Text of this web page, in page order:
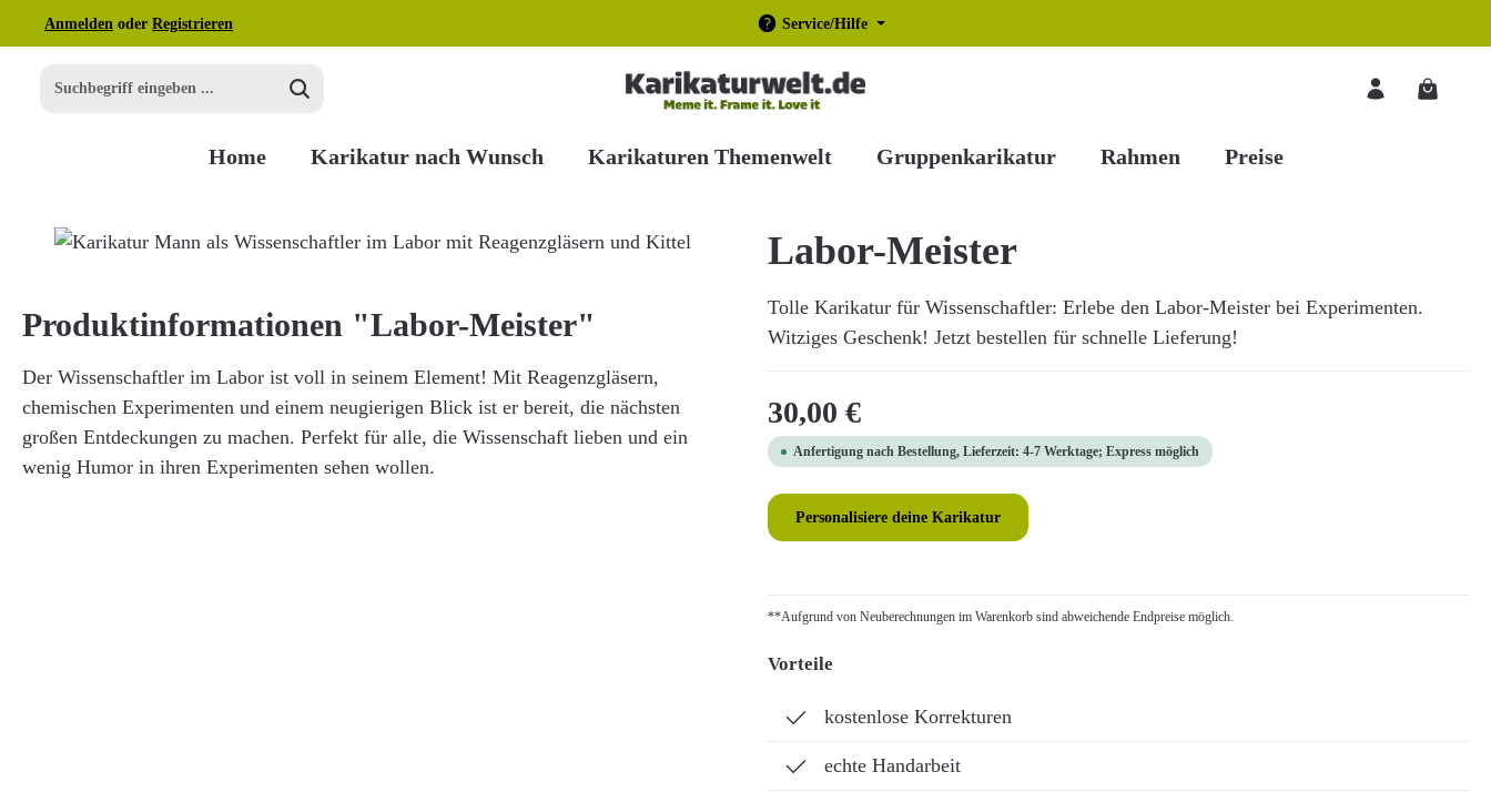
Hauptinhalt springen
Zur Suche springen
Zur Hauptnavigation springen
Anmelden oder Registrieren Service/Hilfe
Home Karikatur nach Wunsch Karikaturen Themenwelt Gruppenkarikatur Rahmen Preise
Bildergalerie überspringen Labor-Meister
Tolle Karikatur für Wissenschaftler: Erlebe den Labor-Meister bei Experimenten.
Witziges Geschenk! Jetzt bestellen für schnelle Lieferung!
Regulärer Preis:
30,00 €
Anfertigung nach Bestellung, Lieferzeit: 4-7 Werktage; Express möglich
Personalisiere deine Karikatur
**Aufgrund von Neuberechnungen im Warenkorb sind abweichende Endpreise möglich.
Vorteile
kostenlose Korrekturen
echte Handarbeit
Produktinformationen "Labor-Meister"
Der Wissenschaftler im Labor ist voll in seinem Element! Mit Reagenzgläsern,
chemischen Experimenten und einem neugierigen Blick ist er bereit, die nächsten
großen Entdeckungen zu machen. Perfekt für alle, die Wissenschaft lieben und ein
wenig Humor in ihren Experimenten sehen wollen.